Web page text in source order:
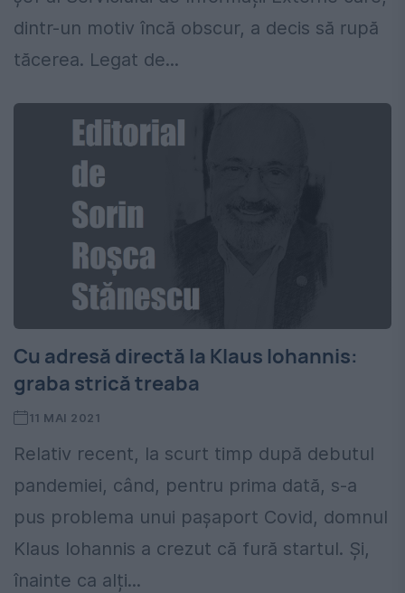
dintr-un motiv încă obscur, a decis să rupă
tăcerea. Legat de...
Cu adresă directă la Klaus Iohannis:
graba strică treaba
11 MAI 2021
Relativ recent, la scurt timp după debutul
pandemiei, când, pentru prima dată, s-a
pus problema unui pașaport Covid, domnul
Klaus Iohannis a crezut că fură startul. Și,
înainte ca alți...